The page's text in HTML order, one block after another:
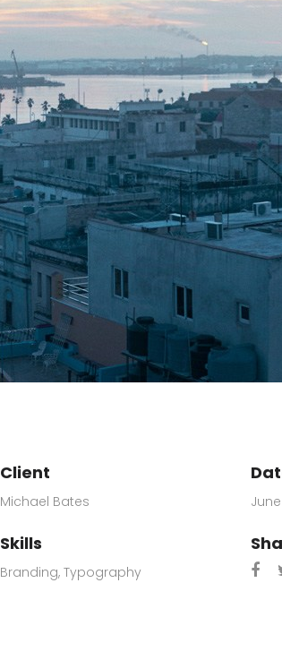
Client
Michael Bates
Skills
Branding, Typography
June